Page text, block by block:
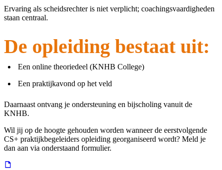
Ervaring als scheidsrechter is niet verplicht; coachingsvaardigheden
staan centraal.
De opleiding bestaat uit:
Een online theoriedeel (KNHB College)
Een praktijkavond op het veld
Daarnaast ontvang je ondersteuning en bijscholing vanuit de
KNHB.
Wil jij op de hoogte gehouden worden wanneer de eerstvolgende
CS+ praktijkbegeleiders opleiding georganiseerd wordt? Meld je
dan aan via onderstaand formulier.